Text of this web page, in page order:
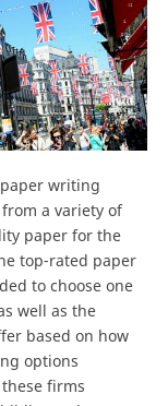
writing
a variety of
paper for the
top-rated paper
to choose one
well as the
based on how
options
firms